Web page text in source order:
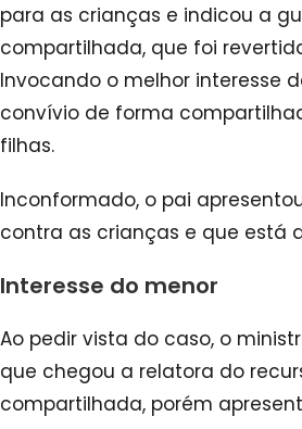
para as crianças e indicou a
compartilhada, que foi
Invocando o melhor interesse
convívio de forma
filhas.
Inconformado, o pai
contra as crianças e que está
Interesse do menor
Ao pedir vista do caso, o
que chegou a relatora do
compartilhada, porém